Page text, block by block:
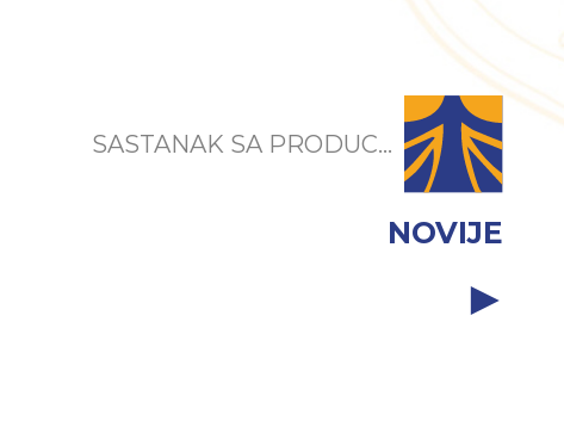
SASTANAK SA PRODUC...
NOVIJE